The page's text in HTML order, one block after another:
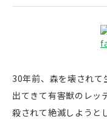
30年前、森を壊されて
出てきて有害獣のレッ
殺されて絶滅しようと